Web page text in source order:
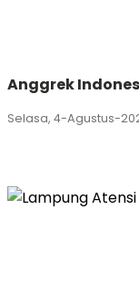
Anggrek
Selasa, 4-Agustus-